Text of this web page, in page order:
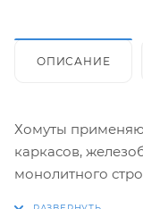
ОПИСАНИЕ
Хомуты
каркасов,
монолитного